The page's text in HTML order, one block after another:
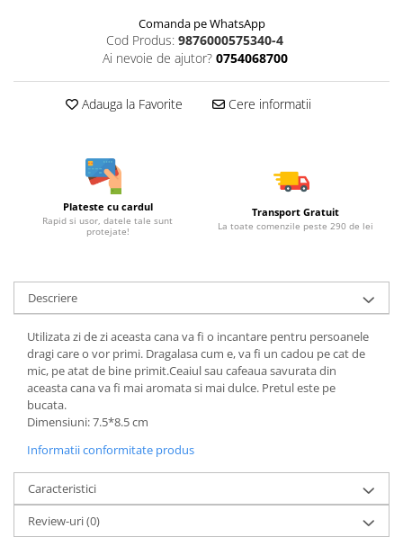
Comanda pe WhatsApp
Cod Produs: 9876000575340-4
Ai nevoie de ajutor? 0754068700
Adauga la Favorite Cere informatii
Plateste cu cardul
Rapid si usor, datele tale sunt
protejate!
Transport Gratuit
La toate comenzile peste 290 de lei
Descriere
Utilizata zi de zi aceasta cana va fi o incantare pentru persoanele
dragi care o vor primi. Dragalasa cum e, va fi un cadou pe cat de
mic, pe atat de bine primit.Ceaiul sau cafeaua savurata din
aceasta cana va fi mai aromata si mai dulce. Pretul este pe
bucata.
Dimensiuni: 7.5*8.5 cm
Informatii conformitate produs
Caracteristici
Review-uri(0)